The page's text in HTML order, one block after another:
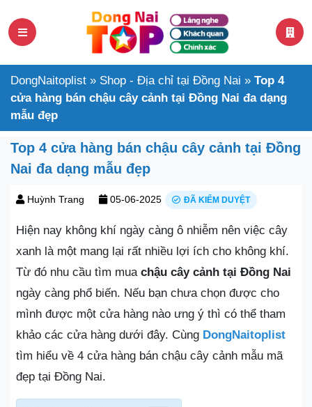
DongNaitoplist » Shop - Địa chỉ tại Đồng Nai » Top 4
cửa hàng bán chậu cây cảnh tại Đồng Nai đa dạng
mẫu đẹp
Top 4 cửa hàng bán chậu cây cảnh tại Đồng
Nai đa dạng mẫu đẹp
Huỳnh Trang 05-06-2025 ĐÃ KIỂM DUYỆT
Hiện nay không khí ngày càng ô nhiễm nên việc cây
xanh là một mang lại rất nhiều lợi ích cho không khí.
Từ đó nhu cầu tìm mua chậu cây cảnh tại Đồng Nai
ngày càng phổ biến. Nếu bạn chưa chọn được cho
mình được một cửa hàng nào ưng ý thì có thể tham
khảo các cửa hàng dưới đây. Cùng DongNaitoplist
tìm hiểu về 4 cửa hàng bán chậu cây cảnh mẫu mã
đẹp tại Đồng Nai.